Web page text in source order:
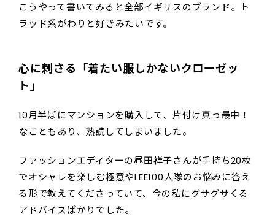
こうやって書いてみると全部イギリスのブランド。ト
ラッド系がわりと好きみたいです。
心に刺さる「着たい服しかないクローゼッ
ト」
10月半ばにマンションを購入して、片付け真っ最中！
なこともあり、熟読してしまいました。
ファッションエディターの昼田祥子さんが手持ち20枚
でオシャレを楽しむ極意やLEE100人隊のお悩みに答え
る形で教えてくださっていて、今の私にグサグサくる
アドバイスばかりでした。